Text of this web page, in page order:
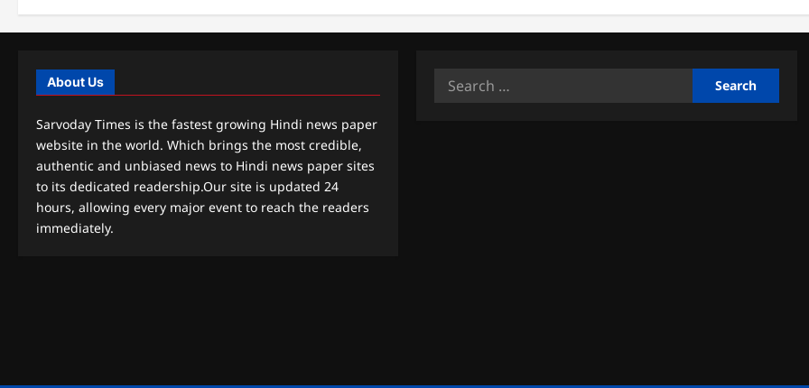
About Us
Sarvoday Times is the fastest growing Hindi news paper
website in the world. Which brings the most credible,
authentic and unbiased news to Hindi news paper sites
to its dedicated readership.Our site is updated 24
hours, allowing every major event to reach the readers
immediately.
Search